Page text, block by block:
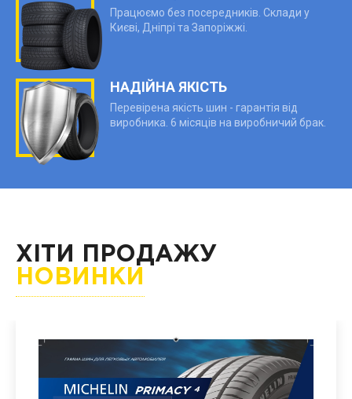
Працюємо без посередників. Склади у
Києві, Дніпрі та Запоріжжі.
НАДІЙНА ЯКІСТЬ
Перевірена якість шин - гарантія від
виробника. 6 місяців на виробничий брак.
ХІТИ ПРОДАЖУ
НОВИНКИ